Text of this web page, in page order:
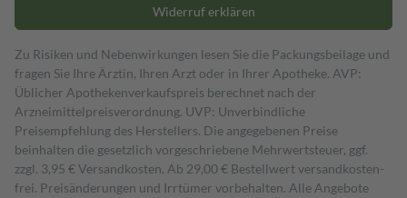
Widerruf erklären
Zu Risiken und Nebenwirkungen lesen Sie die Packungsbeilage und
fragen Sie Ihre Ärztin, Ihren Arzt oder in Ihrer Apotheke. AVP:
Üblicher Apothekenverkaufspreis berechnet nach der
Arzneimittelpreisverordnung. UVP: Unverbindliche
Preisempfehlung des Herstellers. Die angegebenen Preise
beinhalten die gesetzlich vorgeschriebene Mehrwertsteuer, ggf.
zzgl. 3,95 € Versandkosten. Ab 29,00 € Bestell­wert versand­kosten­
frei. Preisänderungen und Irrtümer vorbehalten. Alle Angebote